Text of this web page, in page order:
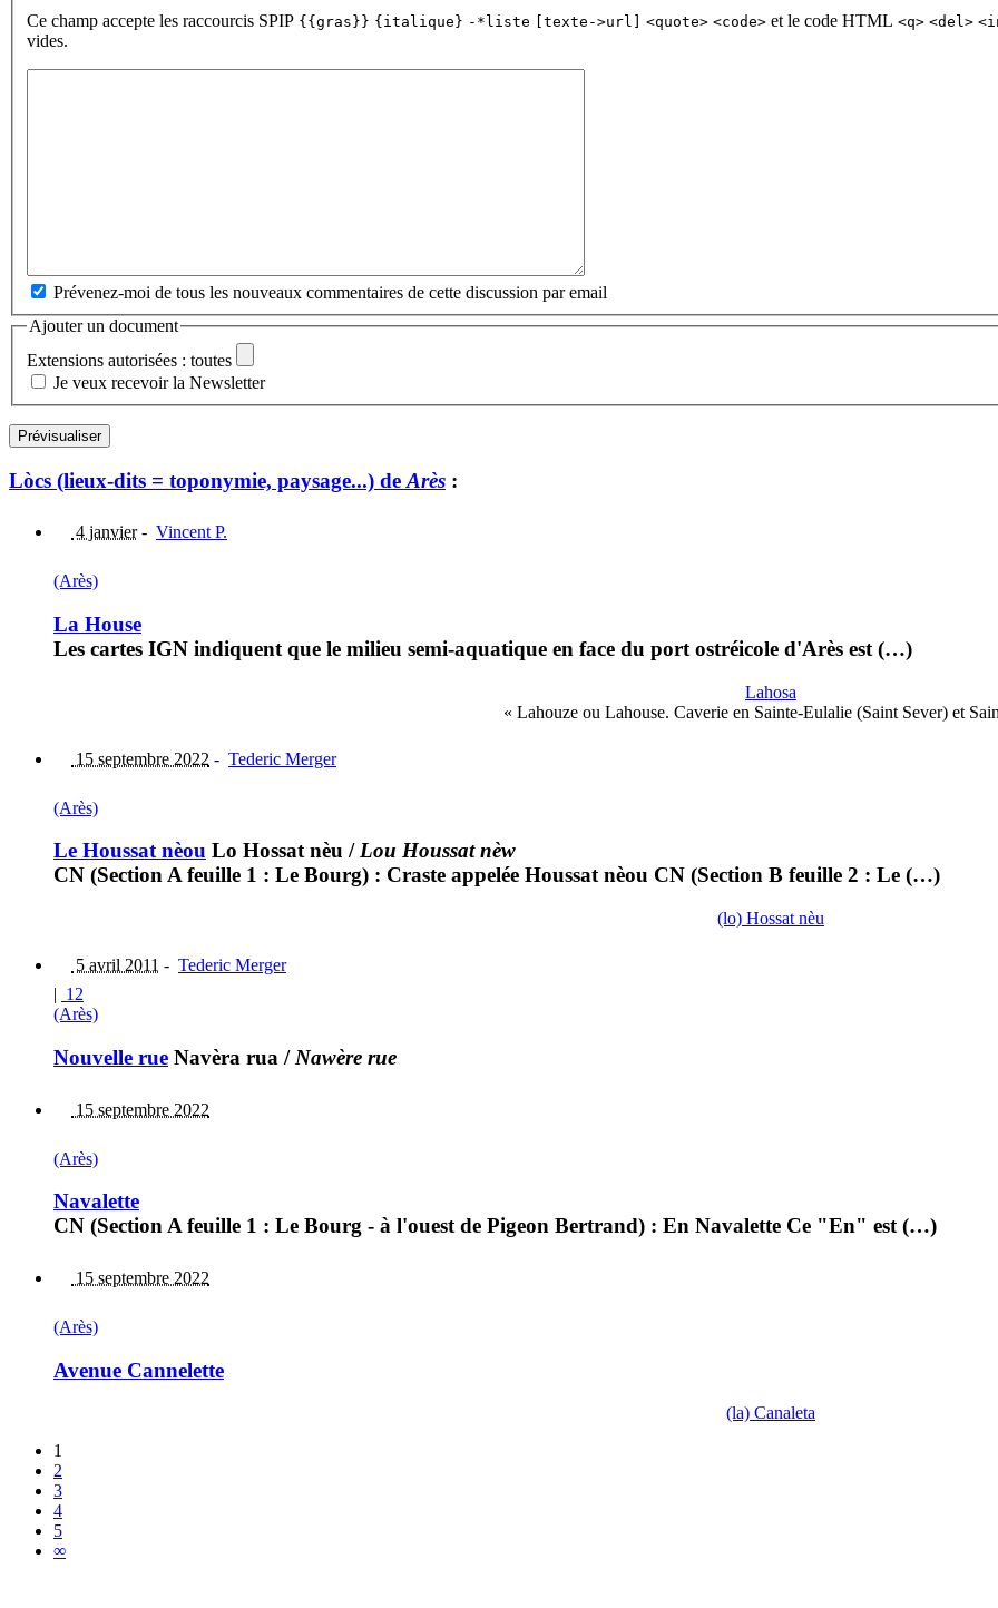
Ce champ accepte les raccourcis SPIP {{gras}} {italique} -*liste [texte->url] <quote> <code> et le code HTML <q> <del>
vides.
Prévenez-moi de tous les nouveaux commentaires de cette discussion par email
Ajouter un document
Extensions autorisées : toutes
Je veux recevoir la Newsletter
Lòcs (lieux-dits = toponymie, paysage...) de Arès :
4 janvier- Vincent P.
(Arès)
La House
Les cartes IGN indiquent que le milieu semi-aquatique en face du port ostréicole d'Arès est (…)
Lahosa
« Lahouze ou Lahouse. Caverie en Sainte-Eulalie (Saint Sever) et
15 septembre 2022 - Tederic Merger
(Arès)
Le Houssat nèou Lo Hossat nèu /Lou Houssat nèw
CN (Section A feuille 1 : Le Bourg) : Craste appelée Houssat nèou CN (Section B feuille 2 : Le (…)
(lo) Hossat nèu
5 avril 2011 - Tederic Merger
| 12
(Arès)
Nouvelle rue Navèra rua / Nawère rue
15 septembre 2022
(Arès)
Navalette
CN (Section A feuille 1 : Le Bourg - à l'ouest de Pigeon Bertrand) : En Navalette Ce "En" est (…)
15 septembre 2022
(Arès)
Avenue Cannelette
(la) Canaleta
1
2
3
4
5
∞